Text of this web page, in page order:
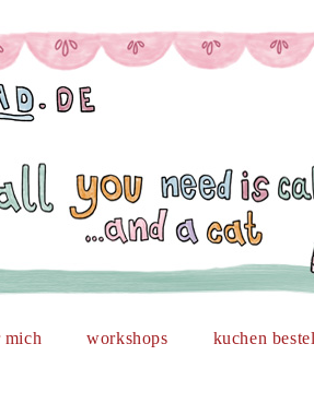
mich workshops kuchen